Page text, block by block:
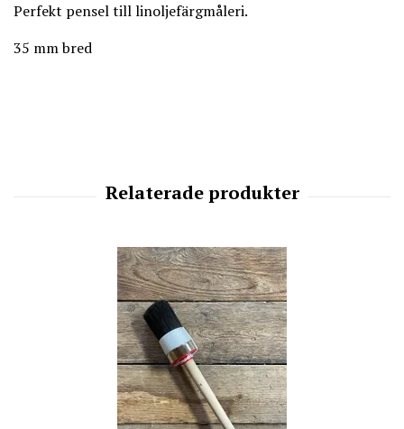
Perfekt pensel till linoljefärgmåleri.
35 mm bred